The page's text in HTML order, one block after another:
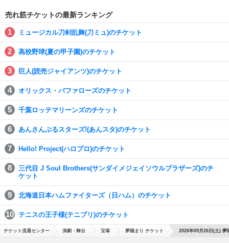
売れ筋チケットの最新ランキング
ミュージカル刀剣乱舞(刀ミュ)のチケット
高校野球(夏の甲子園)のチケット
巨人(読売ジャイアンツ)のチケット
オリックス・バファローズのチケット
千葉ロッテマリーンズのチケット
あんさんぶるスターズ!(あんスタ)のチケット
Hello! Project(ハロプロ)のチケット
三代目 J Soul Brothers(サンダイメジェイソウルブラザーズ)のチ
ケット
北海道日本ハムファイターズ（日ハム）のチケット
テニスの王子様(テニプリ)のチケット
チケット流通センター 演劇・舞台 宝塚 夢陽まり チケット 2026年09月26日(土) 夢